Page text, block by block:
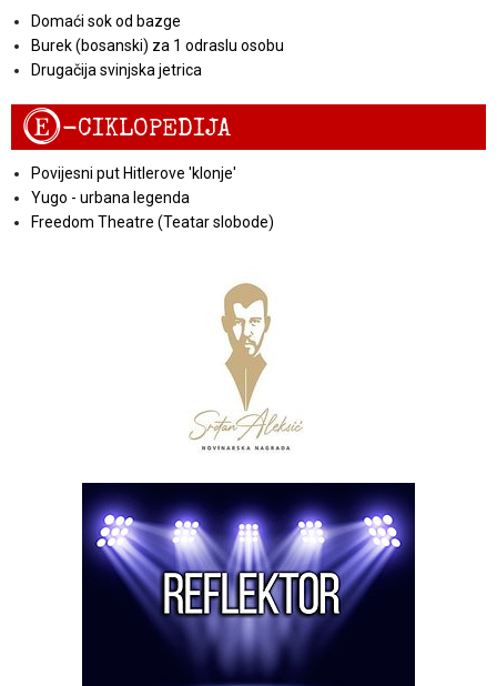
Domaći sok od bazge
Burek (bosanski) za 1 odraslu osobu
Drugačija svinjska jetrica
E-CIKLOPEDIJA
Povijesni put Hitlerove 'klonje'
Yugo - urbana legenda
Freedom Theatre (Teatar slobode)